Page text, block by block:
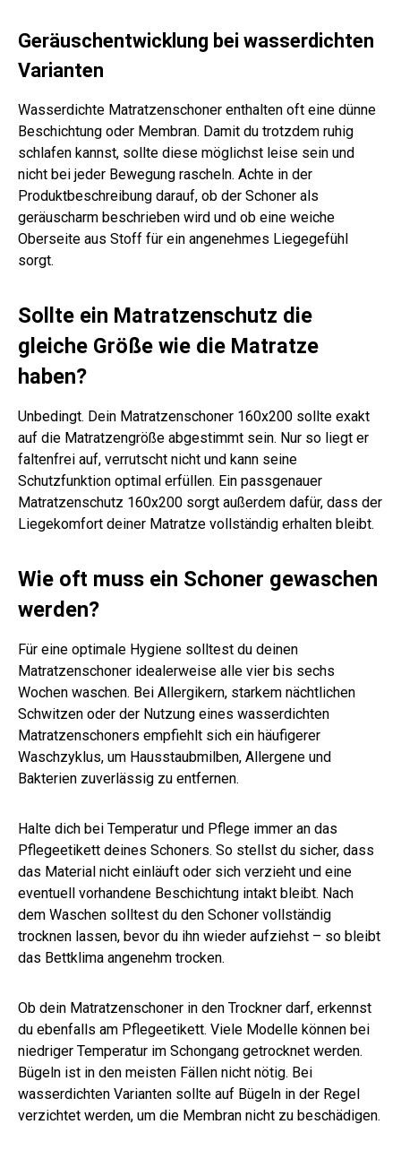
Geräuschentwicklung bei wasserdichten
Varianten
Wasserdichte Matratzenschoner enthalten oft eine dünne
Beschichtung oder Membran. Damit du trotzdem ruhig
schlafen kannst, sollte diese möglichst leise sein und
nicht bei jeder Bewegung rascheln. Achte in der
Produktbeschreibung darauf, ob der Schoner als
geräuscharm beschrieben wird und ob eine weiche
Oberseite aus Stoff für ein angenehmes Liegegefühl
sorgt.
Sollte ein Matratzenschutz die
gleiche Größe wie die Matratze
haben?
Unbedingt. Dein Matratzenschoner 160x200 sollte exakt
auf die Matratzengröße abgestimmt sein. Nur so liegt er
faltenfrei auf, verrutscht nicht und kann seine
Schutzfunktion optimal erfüllen. Ein passgenauer
Matratzenschutz 160x200 sorgt außerdem dafür, dass der
Liegekomfort deiner Matratze vollständig erhalten bleibt.
Wie oft muss ein Schoner gewaschen
werden?
Für eine optimale Hygiene solltest du deinen
Matratzenschoner idealerweise alle vier bis sechs
Wochen waschen. Bei Allergikern, starkem nächtlichen
Schwitzen oder der Nutzung eines wasserdichten
Matratzenschoners empfiehlt sich ein häufigerer
Waschzyklus, um Hausstaubmilben, Allergene und
Bakterien zuverlässig zu entfernen.
Halte dich bei Temperatur und Pflege immer an das
Pflegeetikett deines Schoners. So stellst du sicher, dass
das Material nicht einläuft oder sich verzieht und eine
eventuell vorhandene Beschichtung intakt bleibt. Nach
dem Waschen solltest du den Schoner vollständig
trocknen lassen, bevor du ihn wieder aufziehst – so bleibt
das Bettklima angenehm trocken.
Ob dein Matratzenschoner in den Trockner darf, erkennst
du ebenfalls am Pflegeetikett. Viele Modelle können bei
niedriger Temperatur im Schongang getrocknet werden.
Bügeln ist in den meisten Fällen nicht nötig. Bei
wasserdichten Varianten sollte auf Bügeln in der Regel
verzichtet werden, um die Membran nicht zu beschädigen.